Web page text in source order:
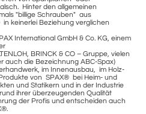
Hinter den allgemeinen
"billige Schrauben" aus
keinerlei Beziehung verglichen
International GmbH & Co. KG, einem
BRINCK & CO – Gruppe, vielen
auch die Bezeichnung ABC-Spax)
im Innenausbau, im Holz-
von SPAX® bei Heim- und
und Statikern und in der Industrie
ihrer überzeugenden Qualität
der Profis und entscheiden auch